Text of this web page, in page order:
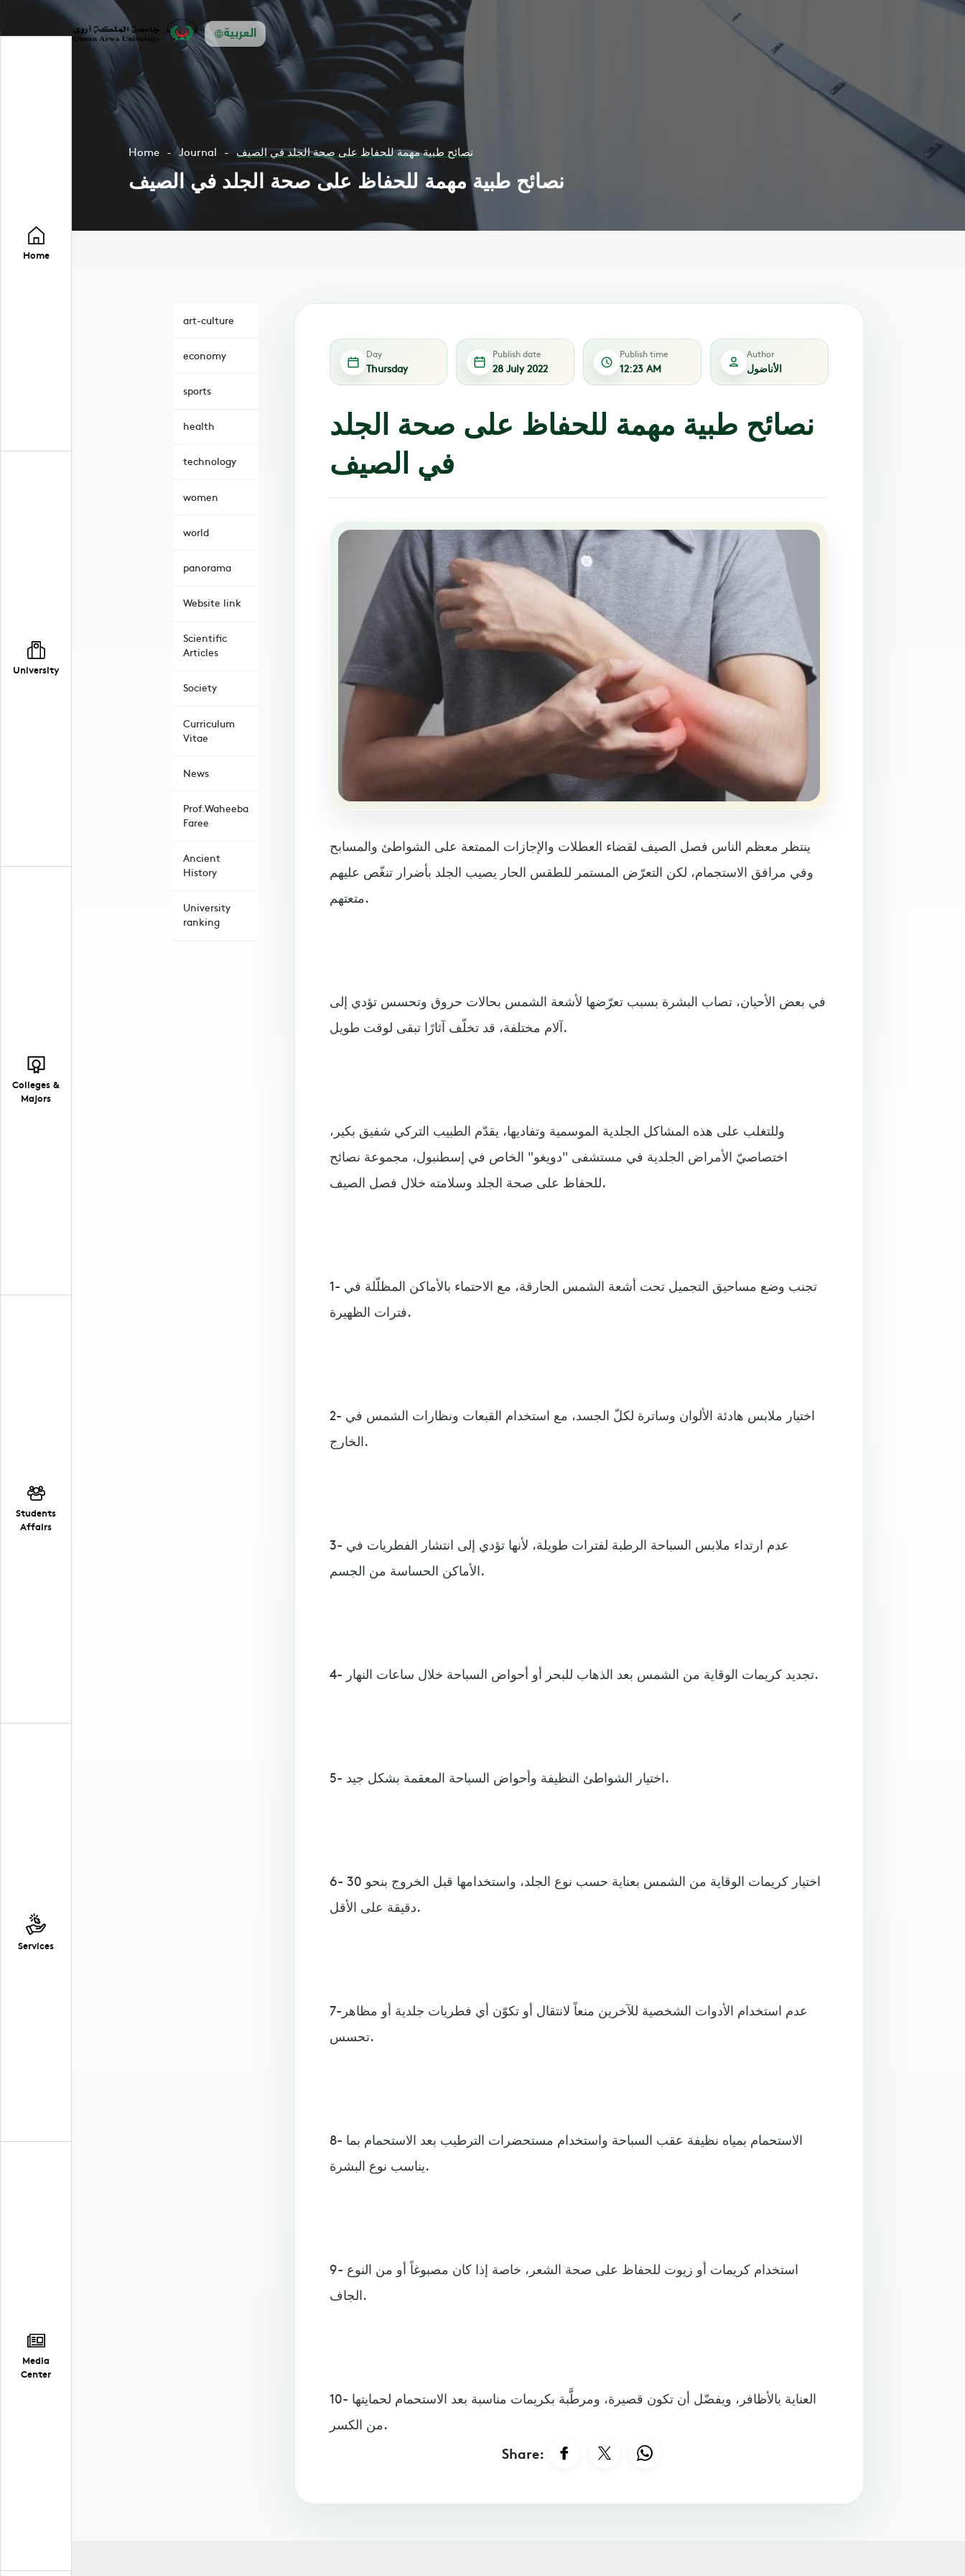
العربية
Home
University
Colleges &
Majors
Students
Affairs
Services
Media
Center
Home Journal نصائح طبية مهمة للحفاظ على صحة الجلد في الصيف
نصائح طبية مهمة للحفاظ على صحة الجلد في الصيف
art-culture
economy
sports
health
technology
women
world
panorama
Website link
Scientific
Articles
Society
Curriculum
Vitae
News
Prof.Waheeba
Faree
Ancient
History
University
ranking
Day
Thursday
Publish date
28 July 2022
Publish time
12:23 AM
Author
الأناضول
نصائح طبية مهمة للحفاظ على صحة الجلد
في الصيف
ينتظر معظم الناس فصل الصيف لقضاء العطلات والإجازات الممتعة على الشواطئ والمسابح
وفي مرافق الاستجمام، لكن التعرّض المستمر للطقس الحار يصيب الجلد بأضرار تنغّص عليهم
متعتهم.
في بعض الأحيان، تصاب البشرة بسبب تعرّضها لأشعة الشمس بحالات حروق وتحسس تؤدي إلى
آلام مختلفة، قد تخلّف آثارًا تبقى لوقت طويل.
وللتغلب على هذه المشاكل الجلدية الموسمية وتفاديها، يقدّم الطبيب التركي شفيق بكير،
اختصاصيّ الأمراض الجلدية في مستشفى "دويغو" الخاص في إسطنبول، مجموعة نصائح
للحفاظ على صحة الجلد وسلامته خلال فصل الصيف.
1- تجنب وضع مساحيق التجميل تحت أشعة الشمس الحارقة، مع الاحتماء بالأماكن المظلّلة في
فترات الظهيرة.
2- اختيار ملابس هادئة الألوان وساترة لكلّ الجسد، مع استخدام القبعات ونظارات الشمس في
الخارج.
3- عدم ارتداء ملابس السباحة الرطبة لفترات طويلة، لأنها تؤدي إلى انتشار الفطريات في
الأماكن الحساسة من الجسم.
4- تجديد كريمات الوقاية من الشمس بعد الذهاب للبحر أو أحواض السباحة خلال ساعات النهار.
5- اختيار الشواطئ النظيفة وأحواض السباحة المعقمة بشكل جيد.
6- اختيار كريمات الوقاية من الشمس بعناية حسب نوع الجلد، واستخدامها قبل الخروج بنحو 30
دقيقة على الأقل.
7-عدم استخدام الأدوات الشخصية للآخرين منعاً لانتقال أو تكوّن أي فطريات جلدية أو مظاهر
تحسس.
8- الاستحمام بمياه نظيفة عقب السباحة واستخدام مستحضرات الترطيب بعد الاستحمام بما
يناسب نوع البشرة.
9- استخدام كريمات أو زيوت للحفاظ على صحة الشعر، خاصة إذا كان مصبوغاً أو من النوع
الجاف.
10- العناية بالأظافر، ويفضّل أن تكون قصيرة، ومرطَّبة بكريمات مناسبة بعد الاستحمام لحمايتها
من الكسر.
Share: